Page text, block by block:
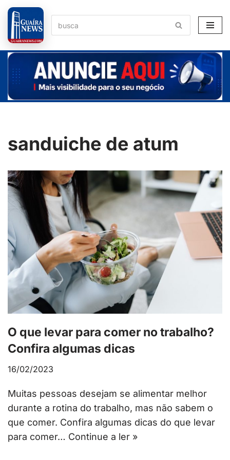
Pular
para
o
conteúdo
sanduiche de atum
O que levar para comer no trabalho?
Confira algumas dicas
16/02/2023
Muitas pessoas desejam se alimentar melhor
durante a rotina do trabalho, mas não sabem o
que comer. Confira algumas dicas do que levar
para comer… Continue a ler »